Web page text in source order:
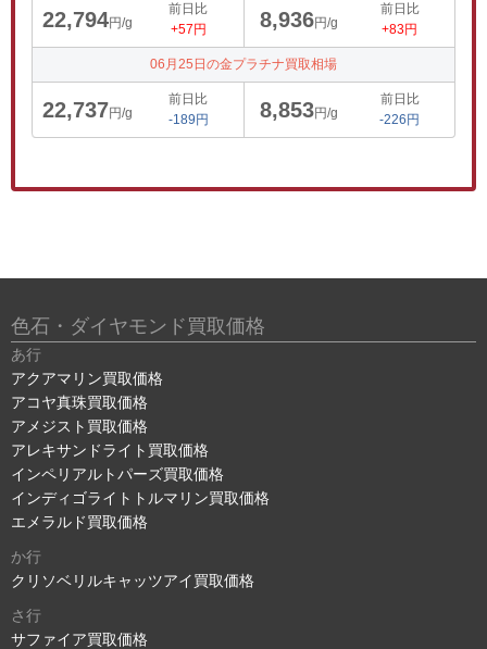
22,794円/g
前日比
+57円
8,936円/g
前日比
+83円
06月25日の金プラチナ買取相場
22,737円/g
前日比
-189円
8,853円/g
前日比
-226円
色石・ダイヤモンド買取価格
あ行
アクアマリン買取価格
アコヤ真珠買取価格
アメジスト買取価格
アレキサンドライト買取価格
インペリアルトパーズ買取価格
インディゴライトトルマリン買取価格
エメラルド買取価格
か行
クリソベリルキャッツアイ買取価格
さ行
サファイア買取価格